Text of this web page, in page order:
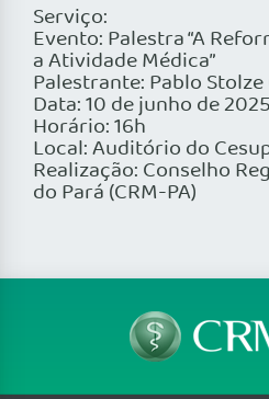
Serviço:
Evento: Palestra “A
a Atividade Médica”
Palestrante: Pablo
Data: 10 de junho de 2025
Horário: 16h
Local: Auditório do
Realização: Conselho
do Pará (CRM-PA)